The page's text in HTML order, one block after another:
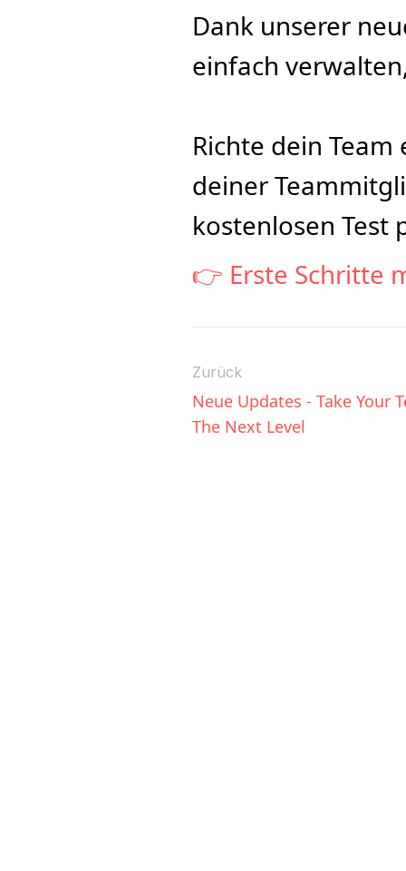
Dank unserer
einfach
Richte dein
deiner
kostenlosen Test
👉 Erste Schritte
Zurück
Neue Updates - Take Your
The Next Level